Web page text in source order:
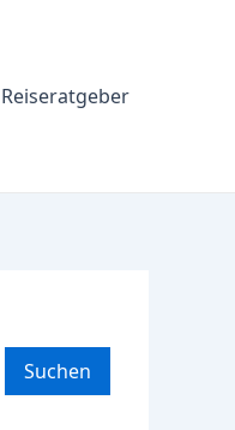
Reiseratgeber
Suchen